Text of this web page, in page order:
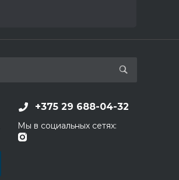
+375 29 688-04-32
Мы в социальных сетях: